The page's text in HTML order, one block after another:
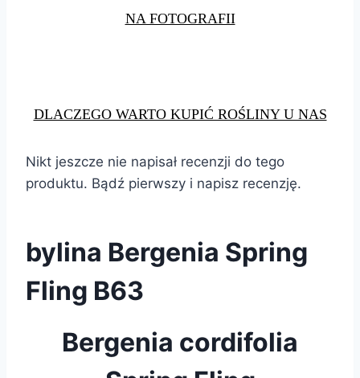
NA FOTOGRAFII
DLACZEGO WARTO KUPIĆ ROŚLINY U NAS
Nikt jeszcze nie napisał recenzji do tego
produktu. Bądź pierwszy i napisz recenzję.
bylina Bergenia Spring
Fling B63
Bergenia cordifolia